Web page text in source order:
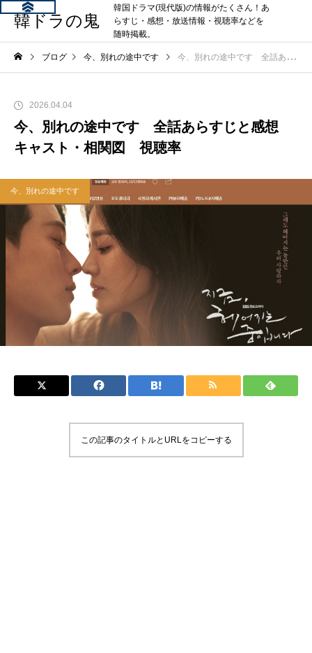
韓ドラの鬼
韓国ドラマ(現代版)の情報がたくさん！あ
らすじ・感想・放送情報・視聴率などを
随時掲載。
ブログ 今、別れの途中です 今、別れの途中です 全話あらすじと感想 キャスト・相関図 視聴率
2026.04.04
今、別れの途中です 全話あらすじと感想
キャスト・相関図 視聴率
今、別れの途中です
この記事のタイトルとURLをコピーする